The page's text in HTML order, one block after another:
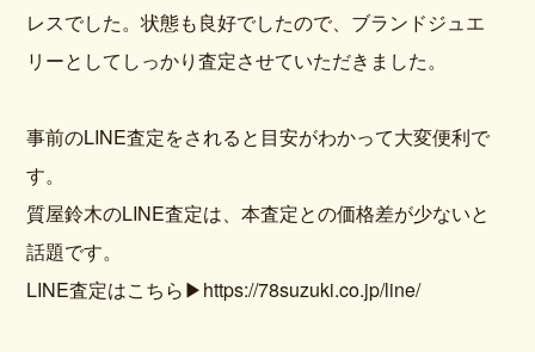
レスでした。状態も良好でしたので、ブランドジュエ
リーとしてしっかり査定させていただきました。
事前のLINE査定をされると目安がわかって大変便利で
す。
質屋鈴木のLINE査定は、本査定との価格差が少ないと
話題です。
LINE査定はこちら▶https://78suzuki.co.jp/line/